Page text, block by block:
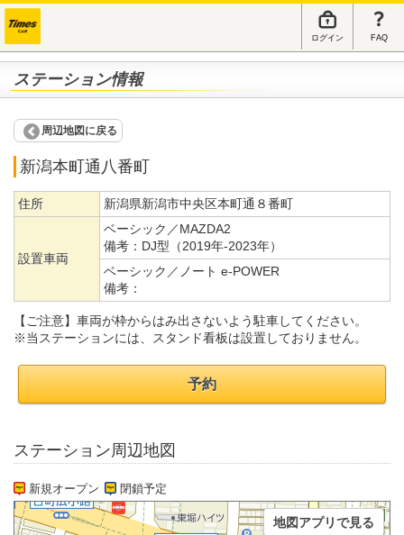
ログイン FAQ
ステーション情報
周辺地図に戻る
新潟本町通八番町
住所 新潟県新潟市中央区本町通８番町
設置車両
ベーシック／MAZDA2
備考： DJ型（2019年-2023年）
ベーシック／ノート e-POWER
備考：
【ご注意】車両が枠からはみ出さないよう駐車してください。
※当ステーションには、スタンド看板は設置しておりません。
予約
ステーション周辺地図
新規オープン 閉鎖予定
地図アプリで見る